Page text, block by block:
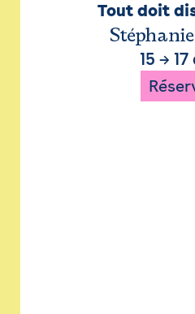
Tout doit
15 → 17